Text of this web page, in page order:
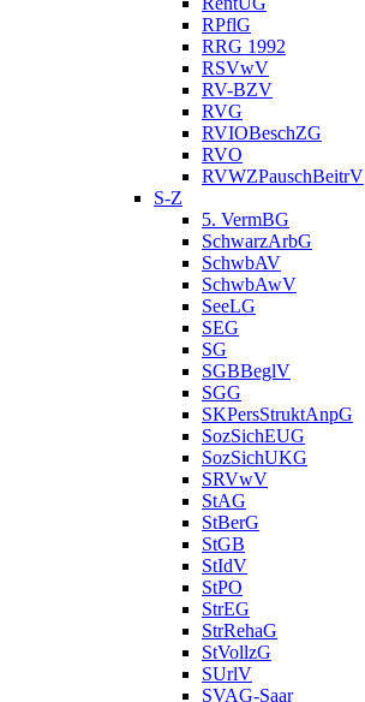
RPflG
RRG 1992
RSVwV
RV-BZV
RVG
RVIOBeschZG
RVO
RVWZPauschBeitrV
S-Z
5. VermBG
SchwarzArbG
SchwbAV
SchwbAwV
SeeLG
SEG
SG
SGBBeglV
SGG
SKPersStruktAnpG
SozSichEUG
SozSichUKG
SRVwV
StAG
StBerG
StGB
StIdV
StPO
StrEG
StrRehaG
StVollzG
SUrlV
SVAG-Saar